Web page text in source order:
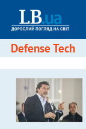
Defense Tech